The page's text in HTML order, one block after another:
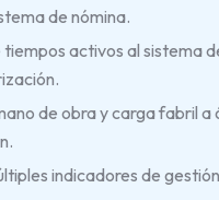
de nómina.
tiempos activos al sistema
de obra y carga fabril a
indicadores de